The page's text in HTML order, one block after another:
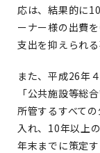
応は、結果的に
ーナー様の出費
支出を抑えられる
また、平成26年
「公共施設等総
所管するすべて
入れ、10年以上
年末までに策定